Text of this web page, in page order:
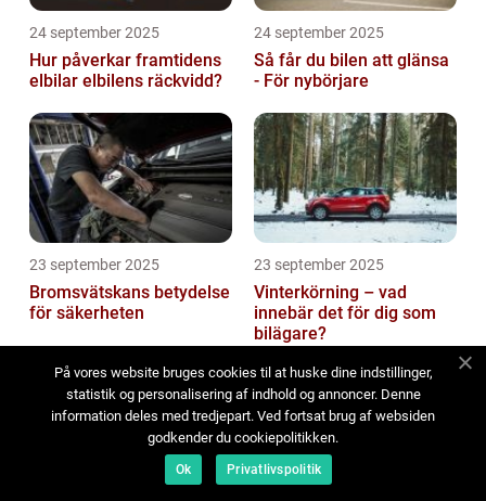
24 september 2025
Hur påverkar framtidens
elbilar elbilens räckvidd?
24 september 2025
Så får du bilen att glänsa
- För nybörjare
23 september 2025
Bromsvätskans betydelse
för säkerheten
23 september 2025
Vinterkörning – vad
innebär det för dig som
bilägare?
På vores website bruges cookies til at huske dine indstillinger,
statistik og personalisering af indhold og annoncer. Denne
information deles med tredjepart. Ved fortsat brug af websiden
godkender du cookiepolitikken.
Ok Privatlivspolitik